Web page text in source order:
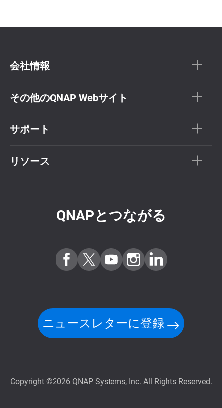
会社情報
その他のQNAP Webサイト
サポート
リソース
QNAPとつながる
ニュースレターに登録
Copyright ©2026 QNAP Systems, Inc. All Rights Reserved.